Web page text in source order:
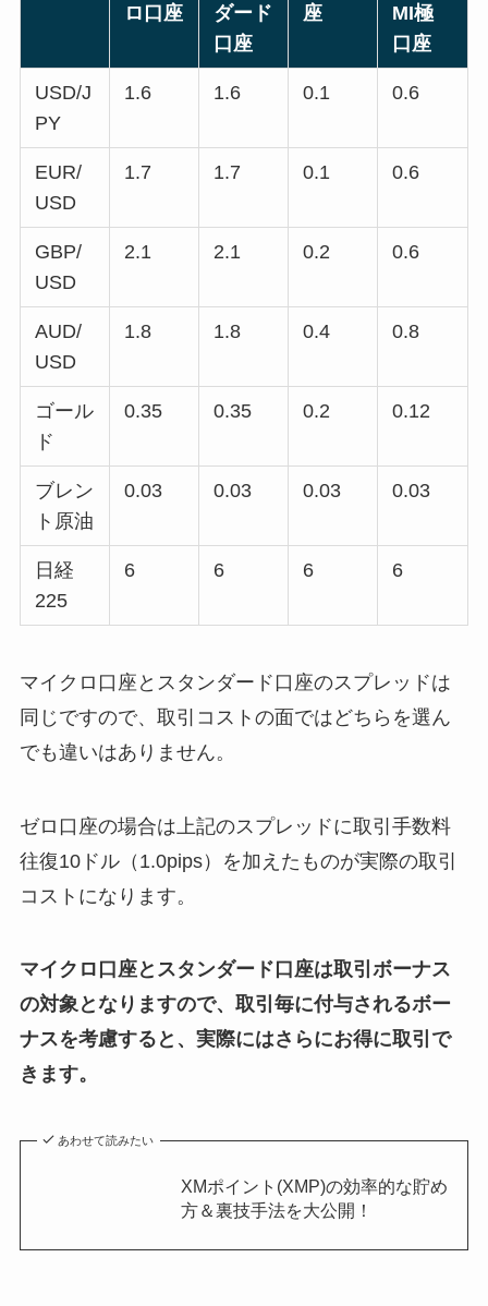
ロ口座
ダード
口座
座
MI極
口座
USD/J
PY
1.6 1.6 0.1 0.6
EUR/
USD
1.7 1.7 0.1 0.6
GBP/
USD
2.1 2.1 0.2 0.6
AUD/
USD
1.8 1.8 0.4 0.8
ゴール
ド
0.35 0.35 0.2 0.12
ブレン
ト原油
0.03 0.03 0.03 0.03
日経
225
6 6 6 6
マイクロ口座とスタンダード口座のスプレッドは
同じですので、取引コストの面ではどちらを選ん
でも違いはありません。
ゼロ口座の場合は上記のスプレッドに取引手数料
往復10ドル（1.0pips）を加えたものが実際の取引
コストになります。
マイクロ口座とスタンダード口座は取引ボーナス
の対象となりますので、取引毎に付与されるボー
ナスを考慮すると、実際にはさらにお得に取引で
きます。
あわせて読みたい
XMポイント(XMP)の効率的な貯め
方＆裏技手法を大公開！